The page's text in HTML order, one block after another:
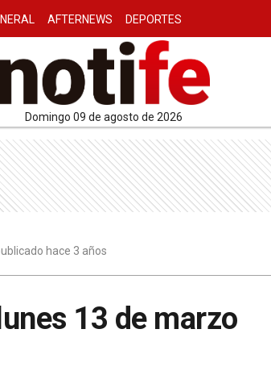
AFTERNEWS DEPORTES
domingo 09 de agosto de 2026
hace 3 años
13 de marzo